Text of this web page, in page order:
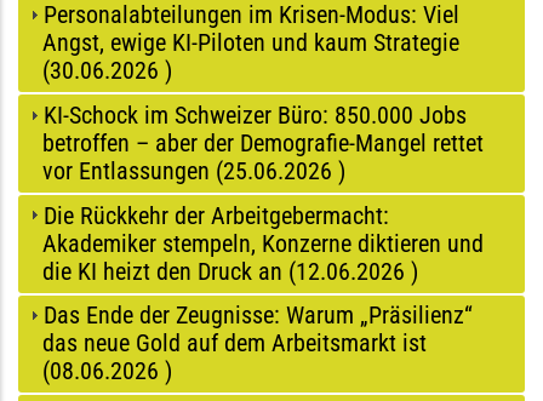
Personalabteilungen im Krisen-Modus: Viel
Angst, ewige KI-Piloten und kaum Strategie
(30.06.2026 )
KI-Schock im Schweizer Büro: 850.000 Jobs
betroffen – aber der Demografie-Mangel rettet
vor Entlassungen (25.06.2026 )
Die Rückkehr der Arbeitgebermacht:
Akademiker stempeln, Konzerne diktieren und
die KI heizt den Druck an (12.06.2026 )
Das Ende der Zeugnisse: Warum „Präsilienz“
das neue Gold auf dem Arbeitsmarkt ist
(08.06.2026 )